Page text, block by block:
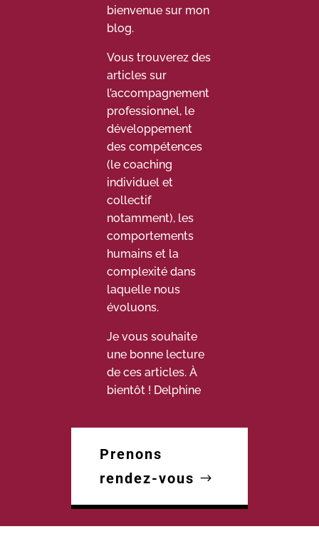
bienvenue sur mon
blog.
Vous trouverez des
articles sur
l’accompagnement
professionnel, le
développement
des compétences
(le coaching
individuel et
collectif
notamment), les
comportements
humains et la
complexité dans
laquelle nous
évoluons.
Je vous souhaite
une bonne lecture
de ces articles. À
bientôt ! Delphine
Prenons
rendez-vous